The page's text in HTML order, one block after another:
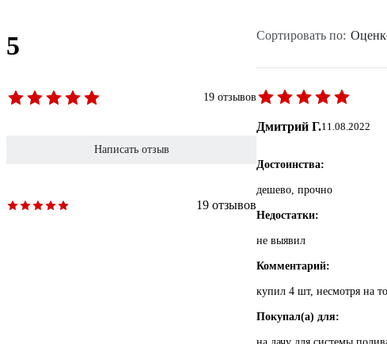
5
19 отзывов
Написать отзыв
19 отзывов
Сортировать по:
Дмитрий Г.11.08.2022
Достоинства:
дешево, прочно
Недостатки:
не выявил
Комментарий:
купил 4 шт, несмотря на
Покупал(а) для: